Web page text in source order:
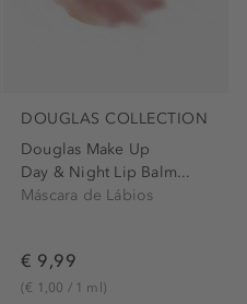
DOUGLAS COLLECTION
Douglas Make Up
Day & Night Lip Balm...
Máscara de Lábios
€ 9,99
(€ 1,00 / 1 ml)